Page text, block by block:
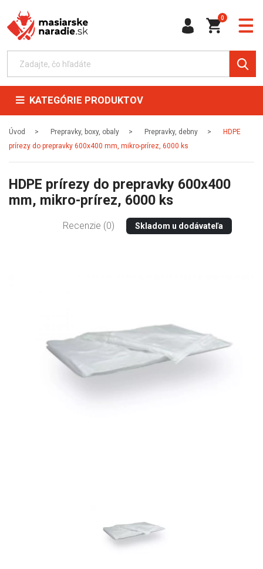
0
KATEGÓRIE PRODUKTOV
Úvod Prepravky, boxy, obaly Prepravky, debny
HDPE
prírezy do prepravky 600x400 mm, mikro-prírez, 6000 ks
HDPE prírezy do prepravky 600x400
mm, mikro-prírez, 6000 ks
Recenzie (0) Skladom u dodávateľa